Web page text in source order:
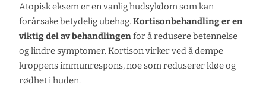
Atopisk eksem er en vanlig hudsykdom som kan
forårsake betydelig ubehag.Kortisonbehandling er en
viktig del av behandlingenfor å redusere betennelse
og lindre symptomer. Kortison virker ved å dempe
kroppens immunrespons, noe som reduserer kløe og
rødhet i huden.